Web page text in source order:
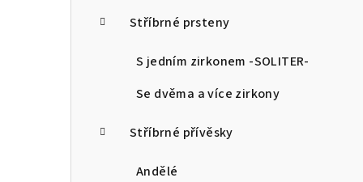
Stříbrné prsteny
S jedním zirkonem -SOLITER-
Se dvěma a více zirkony
Stříbrné přívěsky
Andělé